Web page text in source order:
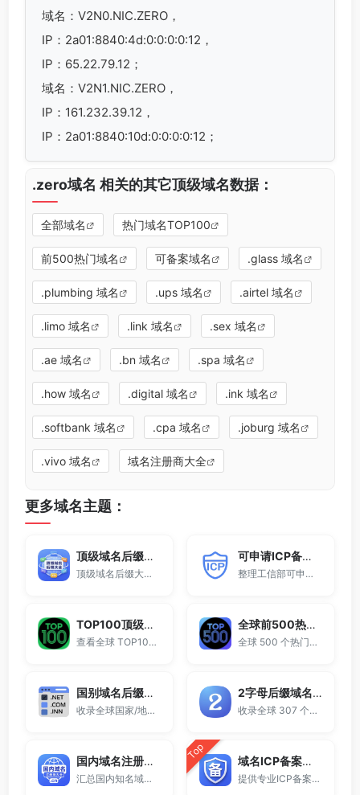
域名：V2N0.NIC.ZERO，
IP：2a01:8840:4d:0:0:0:0:12，
IP：65.22.79.12；
域名：V2N1.NIC.ZERO，
IP：161.232.39.12，
IP：2a01:8840:10d:0:0:0:0:12；
.zero域名 相关的其它顶级域名数据：
全部域名 热门域名TOP100
前500热门域名 可备案域名 .glass 域名
.plumbing 域名 .ups 域名 .airtel 域名
.limo 域名 .link 域名 .sex 域名
.ae 域名 .bn 域名 .spa 域名
.how 域名 .digital 域名 .ink 域名
.softbank 域名 .cpa 域名 .joburg 域名
.vivo 域名 域名注册商大全
更多域名主题：
顶级域名后缀大全
顶级域名后缀大全收录全球已开放注册的所有TLD后缀，包括gTLD、ccTLD、品牌域名后缀等。
可申请ICP备案域名后缀大全
整理工信部可申请ICP网站备案的域名后缀大全。
TOP100顶级域名后缀排名榜
查看全球 TOP100 域名后缀。
全球前500热门域名后缀排行
全球 500 个热门域名后缀排名，展示注册量排行、是否可备案、适用范围与用途简介，帮助企业与个人在 2025 年快速选择合适的顶级域名。
国别域名后缀大全
收录全球国家/地区代码顶级域名。
2字母后缀域名大全
收录全球 307 个两字符域名后缀。
国内域名注册商大全
汇总国内知名域名注册商与服务平台。
Top 域名ICP备案查询
提供专业ICP备案查询与网站备案信息查询服务，支持域名备案号查询、网站是否备案检测及备案信息快速获取，适用于站长工具、域名检测与SEO分析。